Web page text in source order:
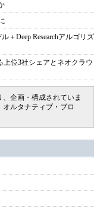
Deep Researchアルゴリズ
上位3社シェアとネオクラウ
企画・構成されていま
ルタナティブ・ブロ